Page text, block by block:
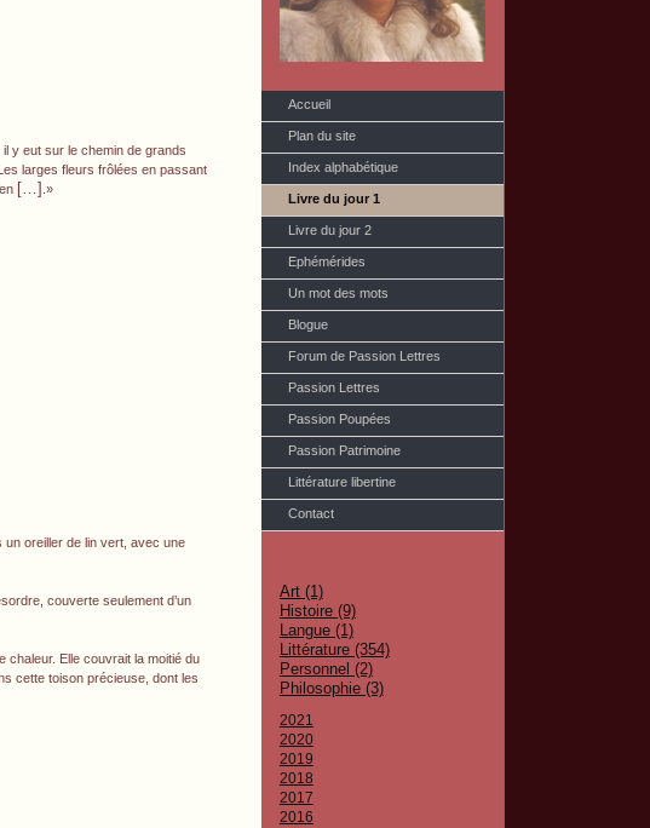
Accueil
Plan du site
Index alphabétique
Livre du jour 1
Livre du jour 2
Ephémérides
Un mot des mots
Blogue
Forum de Passion Lettres
Passion Lettres
Passion Poupées
Passion Patrimoine
Littérature libertine
Contact
Art (1)
Histoire (9)
Langue (1)
Littérature (354)
Personnel (2)
Philosophie (3)
2021
2020
2019
2018
2017
2016
y eut sur le chemin de grands
larges fleurs frôlées en passant
[…] .»
oreiller de lin vert, avec une
couverte seulement d’un
chaleur. Elle couvrait la moitié du
cette toison précieuse, dont les